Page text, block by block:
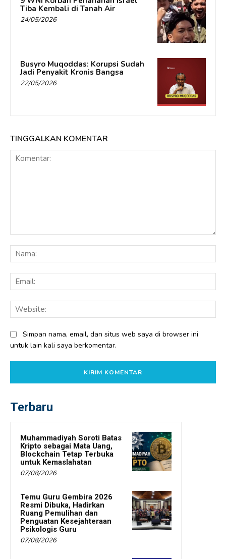
Tiba Kembali di Tanah Air
24/05/2026
Busyro Muqoddas: Korupsi Sudah
Jadi Penyakit Kronis Bangsa
22/05/2026
TINGGALKAN KOMENTAR
Simpan nama, email, dan situs web saya di browser ini
untuk lain kali saya berkomentar.
Terbaru
Muhammadiyah Soroti Batas
Kripto sebagai Mata Uang,
Blockchain Tetap Terbuka
untuk Kemaslahatan
07/08/2026
Temu Guru Gembira 2026
Resmi Dibuka, Hadirkan
Ruang Pemulihan dan
Penguatan Kesejahteraan
Psikologis Guru
07/08/2026